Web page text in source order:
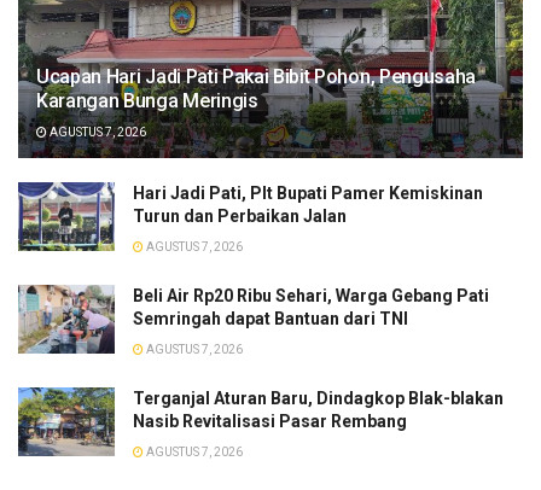
​Ucapan Hari Jadi Pati Pakai Bibit Pohon, Pengusaha
Karangan Bunga Meringis
AGUSTUS 7, 2026
​Hari Jadi Pati, Plt Bupati Pamer Kemiskinan
Turun dan Perbaikan Jalan
AGUSTUS 7, 2026
Beli Air Rp20 Ribu Sehari, Warga Gebang Pati
Semringah dapat Bantuan dari TNI
AGUSTUS 7, 2026
Terganjal Aturan Baru, Dindagkop Blak-blakan
Nasib Revitalisasi Pasar Rembang
AGUSTUS 7, 2026